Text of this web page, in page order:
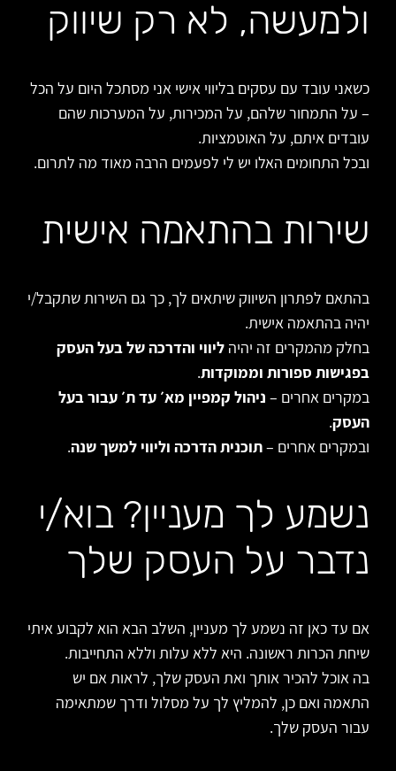
ולמעשה, לא רק שיווק
כשאני עובד עם עסקים בליווי אישי אני מסתכל היום על הכל
– על התמחור שלהם, על המכירות, על המערכות שהם
עובדים איתם, על האוטמציות.
ובכל התחומים האלו יש לי לפעמים הרבה מאוד מה לתרום.
שירות בהתאמה אישית
בהתאם לפתרון השיווק שיתאים לך, כך גם השירות שתקבל/י
יהיה בהתאמה אישית.
בחלק מהמקרים זה יהיהליווי והדרכה של בעל העסק
בפגישות ספורות וממוקדות.
במקרים אחרים – ניהול קמפיין מא׳ עד ת׳ עבור בעל
העסק.
ובמקרים אחרים –תוכנית הדרכה וליווי למשך שנה.
נשמע לך מעניין? בוא/י
נדבר על העסק שלך
אם עד כאן זה נשמע לך מעניין, השלב הבא הוא לקבוע איתי
שיחת הכרות ראשונה. היא ללא עלות וללא התחייבות.
בה אוכל להכיר אותך ואת העסק שלך, לראות אם יש
התאמה ואם כן, להמליץ לך על מסלול ודרך שמתאימה
עבור העסק שלך.